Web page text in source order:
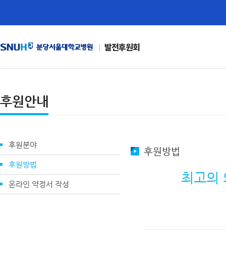
발전후원회
후원안내
후원분야
후원방법
온라인 약정서 작성
후원방법
최고의